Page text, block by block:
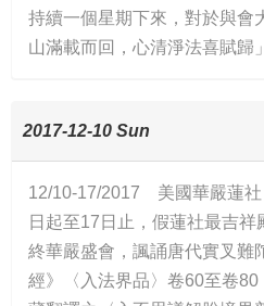
持續一個星期下來，對於與會
山滿載而回，心清淨法喜賦歸
2017-12-10 Sun
12/10-17/2017 美國華嚴蓮
日起至17日止，假蓮社最吉
終華嚴盛會，諷誦唐代實叉難
經》〈入法界品〉卷60至卷